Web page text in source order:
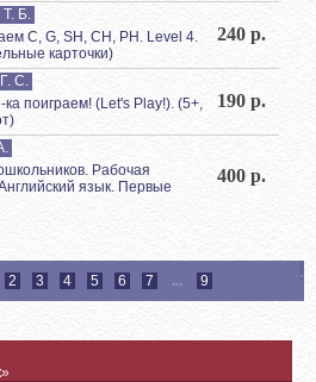
Б.
C, G, SH, CH, PH. Level 4.
карточки)
240 р.
С.
поиграем! (Let's Play!). (5+,
190 р.
Рабочая
язык. Первые
400 р.
2 3 4 5 6 7 ... 9